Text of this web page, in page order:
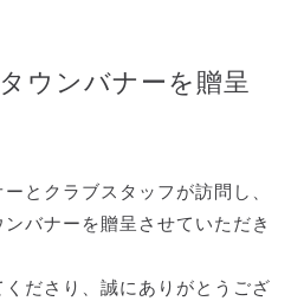
ウンバナーを贈呈
とクラブスタッフが訪問し、
バナーを贈呈させていただき
ださり、誠にありがとうござ